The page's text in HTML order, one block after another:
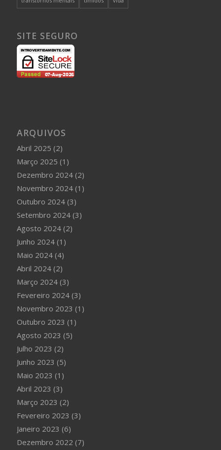
SITE SEGURO
ARQUIVOS
Abril 2025 (2)
Março 2025 (1)
Dezembro 2024(2)
Novembro 2024(1)
Outubro 2024(3)
Setembro 2024(3)
Agosto 2024(2)
Junho 2024(1)
Maio 2024(4)
Abril 2024(2)
Março 2024(3)
Fevereiro 2024(3)
Novembro 2023 (1)
Outubro 2023 (1)
Agosto 2023 (5)
Julho 2023 (2)
Junho 2023 (5)
Maio 2023 (1)
Abril 2023 (3)
Março 2023 (2)
Fevereiro 2023 (3)
Janeiro 2023 (6)
Dezembro 2022 (7)